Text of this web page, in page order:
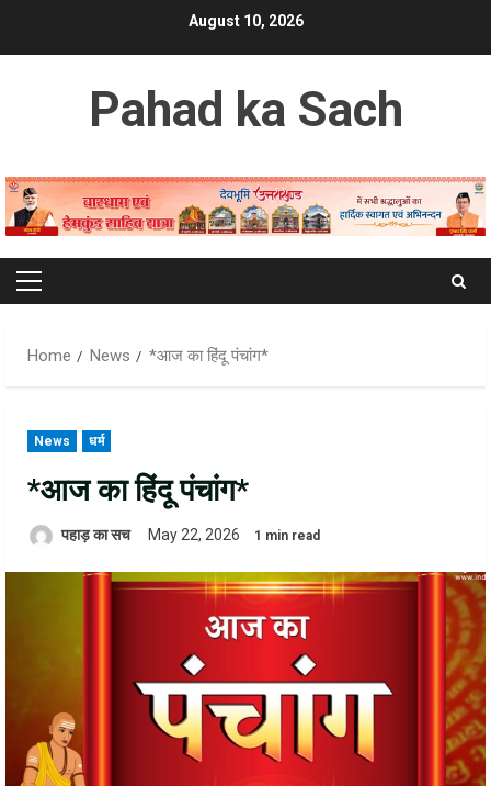
August 10, 2026
Pahad ka Sach
Primary
Home
News *आज का हिंदू पंचांग*
News धर्म
*आज का हिंदू पंचांग*
पहाड़ का सच May 22, 2026 1 min read